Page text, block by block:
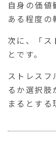
自身の価値
ある程度の
次に、 「
とです。
ストレスフ
るか選択肢
まるとする